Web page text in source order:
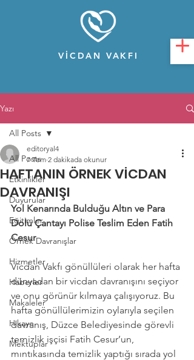
VİCDAN VAKFI
Yazı
All Posts
Etkinlikler
Duyurular
Eğitimler
Örnek Davranışlar
Hizmetler
Haberler
Makaleler
Hikaye
Mektuplar
All Posts
HAFTANIN ÖRNEK VİCDAN
DAVRANIŞI
editoryal4
7 Tem 2 dakikada okunur
Yol Kenarında Bulduğu Altın ve Para
Dolu Çantayı Polise Teslim Eden Fatih
Cesur
Vicdan Vakfı gönüllüleri olarak her hafta
dünyadan bir vicdan davranışını seçiyor
ve onu görünür kılmaya çalışıyoruz. Bu
hafta gönüllülerimizin oylarıyla seçilen
davranış, Düzce Belediyesinde görevli
temizlik işçisi Fatih Cesur’un,
mıntıkasında temizlik yaptığı sırada yol